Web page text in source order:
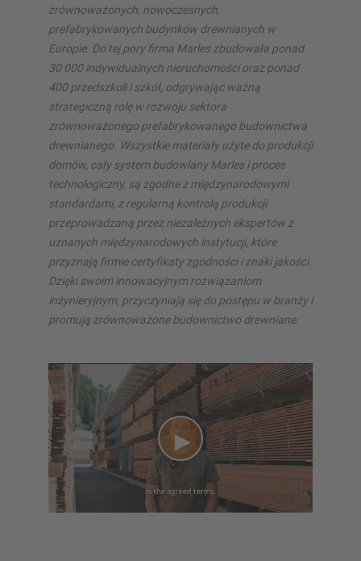
zrównoważonych, nowoczesnych,
prefabrykowanych budynków drewnianych w
Europie. Do tej pory firma Marles zbudowała ponad
30 000 indywidualnych nieruchomości oraz ponad
400 przedszkoli i szkół, odgrywając ważną
strategiczną rolę w rozwoju sektora
zrównoważonego prefabrykowanego budownictwa
drewnianego. Wszystkie materiały użyte do produkcji
domów, cały system budowlany Marles i proces
technologiczny, są zgodne z międzynarodowymi
standardami, z regularną kontrolą produkcji
przeprowadzaną przez niezależnych ekspertów z
uznanych międzynarodowych instytucji, które
przyznają firmie certyfikaty zgodności i znaki jakości.
Dzięki swoim innowacyjnym rozwiązaniom
inżynieryjnym, przyczyniają się do postępu w branży i
promują zrównoważone budownictwo drewniane.